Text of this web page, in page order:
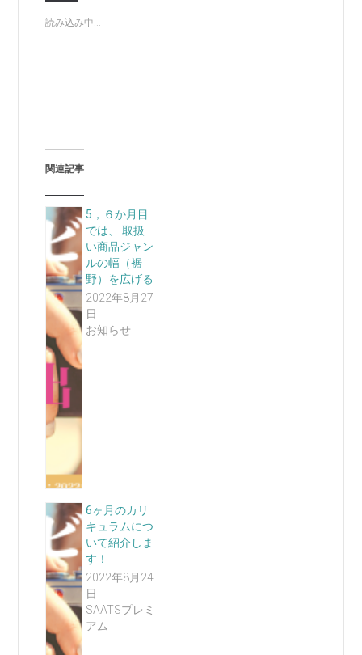
読み込み中...
関連記事
5，６か月目
では、 取扱
い商品ジャン
ルの幅（裾
野）を広げる
2022年8月27
日
お知らせ
6ヶ月のカリ
キュラムにつ
いて紹介しま
す！
2022年8月24
日
SAATSプレミ
アム